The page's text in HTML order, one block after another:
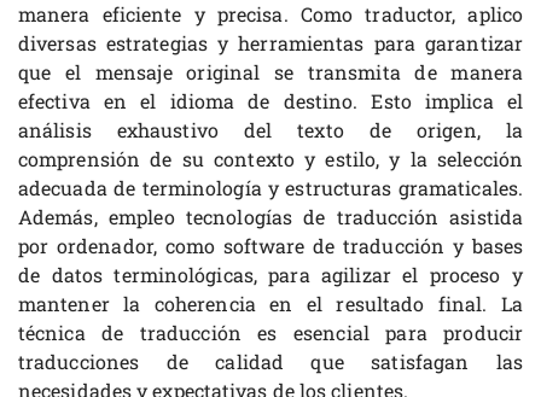
manera eficiente y precisa. Como traductor, aplico
diversas estrategias y herramientas para garantizar
que el mensaje original se transmita de manera
efectiva en el idioma de destino. Esto implica el
análisis exhaustivo del texto de origen, la
comprensión de su contexto y estilo, y la selección
adecuada de terminología y estructuras gramaticales.
Además, empleo tecnologías de traducción asistida
por ordenador, como software de traducción y bases
de datos terminológicas, para agilizar el proceso y
mantener la coherencia en el resultado final. La
técnica de traducción es esencial para producir
traducciones de calidad que satisfagan las
necesidades y expectativas de los clientes.